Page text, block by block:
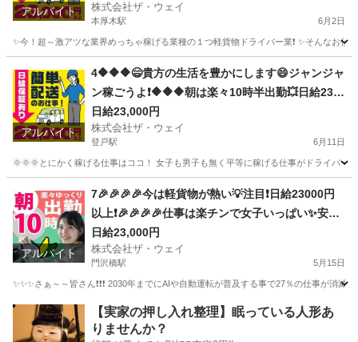
アルバイト
🌸
株式会社ザ・ウェイ
本厚木駅 6月2日
✨今！超～激アツな業界めっちゃ稼げる業種の１つ軽貨物ドライバー業❗️ ✨そんなお
本厚木駅 ドライバー ネットスーパー
アルバイト
4🔶🔶🔶😄貴方の生活を豊かにします😄ジャンジャ
ン稼ごうよ❗️🔶🔶🔶朝は楽々10時半出勤💥日給230
00円以上❗️事業拡大につき大量募集❗️❗️❗️
日給23,000円
株式会社ザ・ウェイ
登戸駅 6月11日
🌞🌞🌞とにかく稼げる仕事はココ！ 女子も男子も無く平等に稼げる仕事がドライバ
登戸駅 ドライバー ネットスーパー
アルバイト
7🎉🎉🎉🎉今は軽貨物が熱い💡注目❗️日給23000円
以上❗️🎉🎉🎉🎉仕事は楽チンで女子いっぱい✨安定
収入😄完全週休2日制だよ💗
日給23,000円
株式会社ザ・ウェイ
門沢橋駅 5月15日
✨✨✨さぁ～～皆さん❗️❗️❗️ 2030年までにAIや自動運転が普及する事で27％の仕事が消
神奈川 平塚市 門沢橋駅 ドライバー ネットスーパー
【実家の押し入れ整理】眠っている人形あ
りませんか？